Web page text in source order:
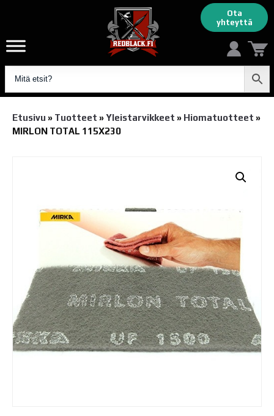
Ota
yhteyttä
Etusivu » Tuotteet » Yleistarvikkeet » Hiomatuotteet »
MIRLON TOTAL 115X230